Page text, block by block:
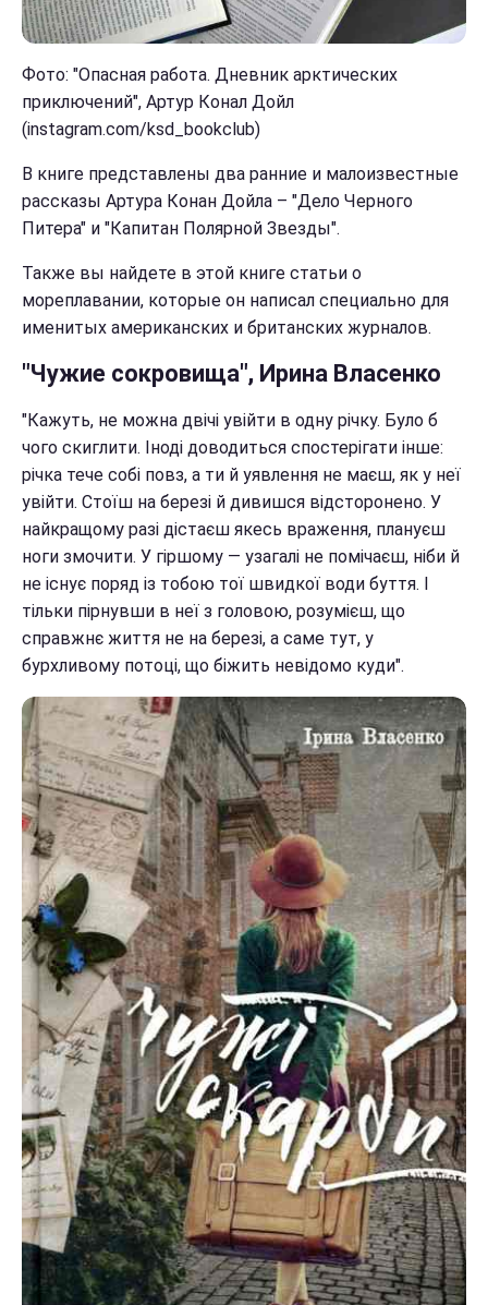
Фото: "Опасная работа. Дневник арктических
приключений", Артур Конал Дойл
(instagram.com/ksd_bookclub)
В книге представлены два ранние и малоизвестные
рассказы Артура Конан Дойла – "Дело Черного
Питера" и "Капитан Полярной Звезды".
Также вы найдете в этой книге статьи о
мореплавании, которые он написал специально для
именитых американских и британских журналов.
"Чужие сокровища", Ирина Власенко
"Кажуть, не можна двічі увійти в одну річку. Було б
чого скиглити. Іноді доводиться спостерігати інше:
річка тече собі повз, а ти й уявлення не маєш, як у неї
увійти. Стоїш на березі й дивишся відсторонено. У
найкращому разі дістаєш якесь враження, плануєш
ноги змочити. У гір­шому — узагалі не помічаєш, ніби й
не існує поряд із то­бою тої швидкої води буття. І
тільки пірнувши в неї з го­ловою, розумієш, що
справжнє життя не на березі, а саме тут, у
бурхливому потоці, що біжить невідомо куди".